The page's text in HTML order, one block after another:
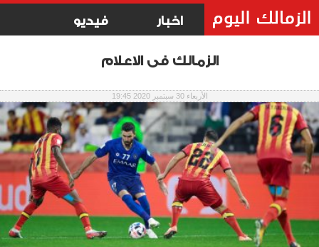
اخبار فيديو
الزمالك فى الاعلام
الأربعاء 30 سبتمبر 2020 19:45